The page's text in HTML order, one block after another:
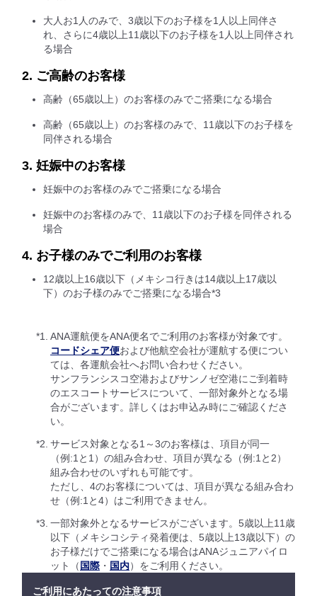
大人お1人のみで、3歳以下のお子様を1人以上同伴さ
れ、さらに4歳以上11歳以下のお子様を1人以上同伴され
る場合
2. ご高齢のお客様
高齢（65歳以上）のお客様のみでご搭乗になる場合
高齢（65歳以上）のお客様のみで、11歳以下のお子様を
同伴される場合
3. 妊娠中のお客様
妊娠中のお客様のみでご搭乗になる場合
妊娠中のお客様のみで、11歳以下のお子様を同伴される
場合
4. お子様のみでご利用のお客様
12歳以上16歳以下（メキシコ行きは14歳以上17歳以
下）のお子様のみでご搭乗になる場合*3
*1.
ANA運航便をANA便名でご利用のお客様が対象です。
コードシェア便および他航空会社が運航する便につい
ては、各運航会社へお問い合わせください。
サンフランシスコ空港およびサンノゼ空港にご到着時
のエスコートサービスについて、一部対象外となる場
合がございます。詳しくはお申込み時にご確認くださ
い。
*2. サービス対象となる1～3のお客様は、項目が同一
（例:1と1）の組み合わせ、項目が異なる（例:1と2）
組み合わせのいずれも可能です。
ただし、4のお客様については、項目が異なる組み合わ
せ（例:1と4）はご利用できません。
*3. 一部対象外となるサービスがございます。5歳以上11歳
以下（メキシコシティ発着便は、5歳以上13歳以下）の
お子様だけでご搭乗になる場合はANAジュニアパイロ
ット（ 国際・ 国内）をご利用ください。
ご利用にあたっての注意事項